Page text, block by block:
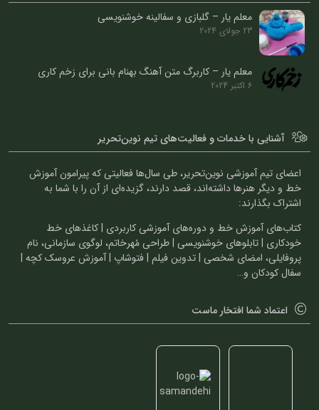
معلم یار – گل‏بازی و سفالینه خوش‏نویسی
23 جولای 2024
معلم یار – کاربرگ متن آهنگ بهنام بانی برای زخم کاری
6 اکتبر 2024
آشنایی با خدمات و فعالیت‌های تیم نوین‌تحریر
اعضای تیم آموزشی نوین‌تحریر، طی سال‌ها فعالیتی که پیرامون آموزش
خط و دیگر هنرها داشته‌اند، قصد دارند، گزیده‌ای از آن را با شما به
اشتراک بگذارند:
کتاب‌های آموزش خط و دوره‌های آموزشی کاربردی | کاغذهای خط
خودکاری | تابلوهای خوشنویسی | طراحی مُهرخاتم، لوگوی سازمانی، نام
پروفایلی، امضای شخصی | تدوین فیلم | فتوشاپ | آموزش عروسک کچه |
سفال کودکان و…
اعتماد شما افتخار ماست